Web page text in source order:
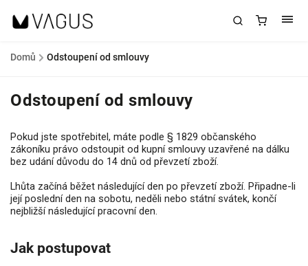
Domů / Odstoupení od smlouvy
Odstoupení od smlouvy
Pokud jste spotřebitel, máte podle § 1829 občanského
zákoníku právo odstoupit od kupní smlouvy uzavřené na dálku
bez udání důvodu do 14 dnů od převzetí zboží.
Lhůta začíná běžet následující den po převzetí zboží. Připadne-li
její poslední den na sobotu, neděli nebo státní svátek, končí
nejbližší následující pracovní den.
Jak postupovat